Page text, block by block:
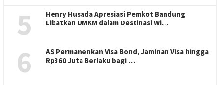
5
Henry Husada Apresiasi Pemkot Bandung
Libatkan UMKM dalam Destinasi Wi…
6
AS Permanenkan Visa Bond, Jaminan Visa hingga
Rp360 Juta Berlaku bagi …